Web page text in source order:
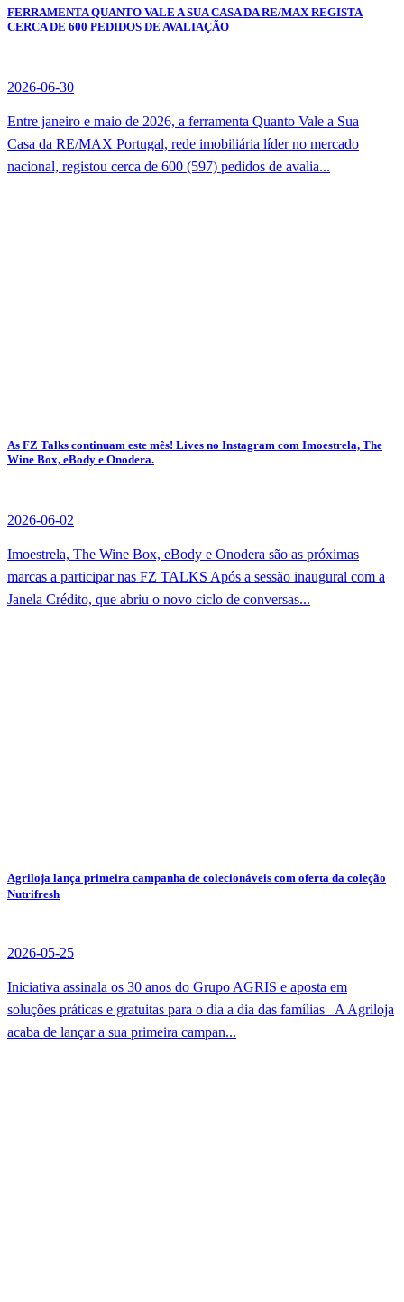
FERRAMENTA QUANTO VALE A SUA CASA DA RE/MAX REGISTA
CERCA DE 600 PEDIDOS DE AVALIAÇÃO
2026-06-30
Entre janeiro e maio de 2026, a ferramenta Quanto Vale a Sua
Casa da RE/MAX Portugal, rede imobiliária líder no mercado
nacional, registou cerca de 600 (597) pedidos de avalia...
As FZ Talks continuam este mês! Lives no Instagram com Imoestrela, The
Wine Box, eBody e Onodera.
2026-06-02
Imoestrela, The Wine Box, eBody e Onodera são as próximas
marcas a participar nas FZ TALKS Após a sessão inaugural com a
Janela Crédito, que abriu o novo ciclo de conversas...
Agriloja lança primeira campanha de colecionáveis com oferta da coleção
Nutrifresh
2026-05-25
Iniciativa assinala os 30 anos do Grupo AGRIS e aposta em
soluções práticas e gratuitas para o dia a dia das famílias A Agriloja
acaba de lançar a sua primeira campan...